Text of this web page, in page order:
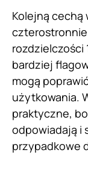
Kolejną cechą
czterostronnie
rozdzielczości
bardziej
mogą
użytkowania.
praktyczne,
odpowiadają i
przypadkowe